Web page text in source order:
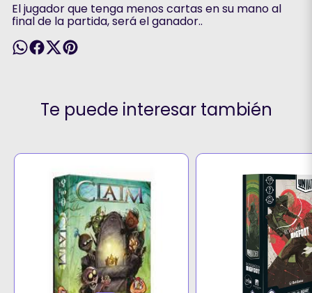
El jugador que tenga menos cartas en su mano al
final de la partida, será el ganador..
Te puede interesar también